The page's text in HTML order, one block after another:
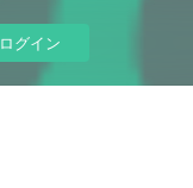
ログイン